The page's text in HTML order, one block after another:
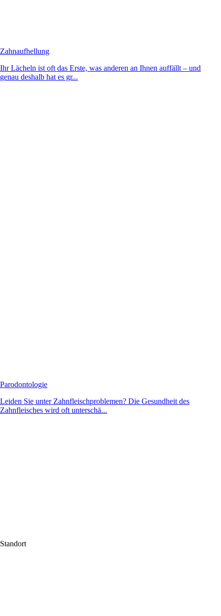
Zahnaufhellung
Ihr Lächeln ist oft das Erste, was anderen an Ihnen auffällt – und
genau deshalb hat es gr...
Parodontologie
Leiden Sie unter Zahnfleischproblemen? Die Gesundheit des
Zahnfleisches wird oft unterschä...
Standort